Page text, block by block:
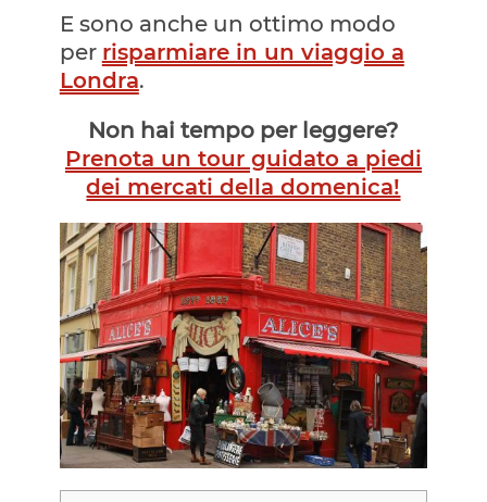
E sono anche un ottimo modo
per risparmiare in un viaggio a
Londra.
Non hai tempo per leggere?
Prenota un tour guidato a piedi
dei mercati della domenica!